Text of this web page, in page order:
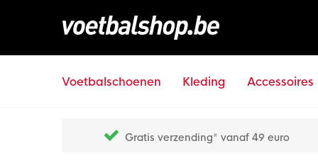
Voetbalschoenen Kleding Accessoires
Gratis verzending* vanaf 49 euro